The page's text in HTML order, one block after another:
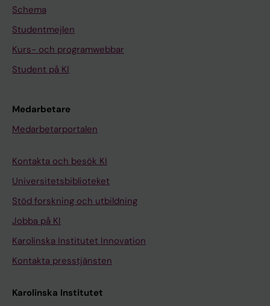
Schema
Studentmejlen
Kurs- och programwebbar
Student på KI
Medarbetare
Medarbetarportalen
Kontakta och besök KI
Universitetsbiblioteket
Stöd forskning och utbildning
Jobba på KI
Karolinska Institutet Innovation
Kontakta presstjänsten
Karolinska Institutet